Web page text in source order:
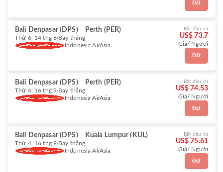
Đặt
Bali Denpasar (DPS) Perth (PER)
Thứ 6, 14 thg 8 Bay thẳng
Indonesia AirAsia
Bắt đầu từ
US$ 73.7
Giá/ Người
Đặt
Bali Denpasar (DPS) Perth (PER)
Thứ 4, 16 thg 9 Bay thẳng
Indonesia AirAsia
Bắt đầu từ
US$ 74.53
Giá/ Người
Đặt
Bali Denpasar (DPS) Kuala Lumpur (KUL)
Thứ 4, 16 thg 9 Bay thẳng
Indonesia AirAsia
Bắt đầu từ
US$ 75.61
Giá/ Người
Đặt